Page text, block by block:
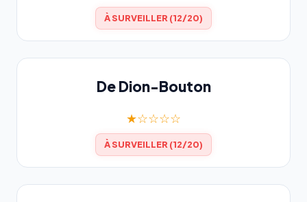
À SURVEILLER (12/20)
De Dion-Bouton
★☆☆☆☆
À SURVEILLER (12/20)